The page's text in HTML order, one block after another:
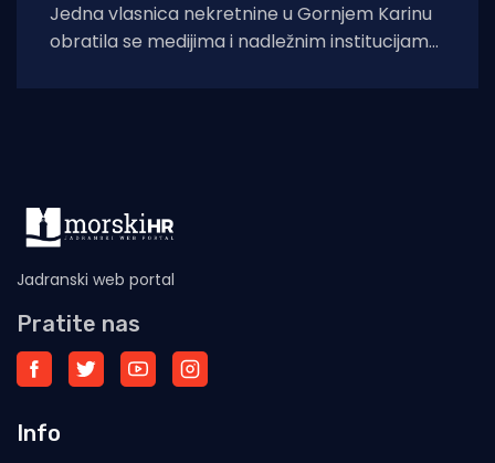
Jedna vlasnica nekretnine u Gornjem Karinu
obratila se medijima i nadležnim institucijama
Jadranski web portal
Pratite nas
Info